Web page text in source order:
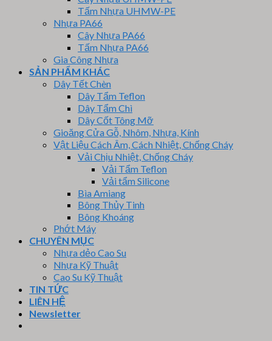
Tấm Nhựa UHMW-PE
Nhựa PA66
Cây Nhựa PA66
Tấm Nhựa PA66
Gia Công Nhựa
SẢN PHẨM KHÁC
Dây Tết Chèn
Dây Tẩm Teflon
Dây Tẩm Chì
Dây Cốt Tông Mỡ
Gioăng Cửa Gỗ, Nhôm, Nhựa, Kính
Vật Liệu Cách Âm, Cách Nhiệt, Chống Cháy
Vải Chịu Nhiệt, Chống Cháy
Vải Tẩm Teflon
Vải tẩm Silicone
Bìa Amiang
Bông Thủy Tinh
Bông Khoáng
Phớt Máy
CHUYÊN MỤC
Nhựa dẻo Cao Su
Nhựa Kỹ Thuật
Cao Su Kỹ Thuật
TIN TỨC
LIÊN HỆ
Newsletter